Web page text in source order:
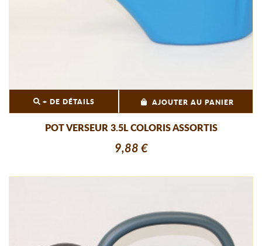
+ DE DÉTAILS AJOUTER AU PANIER
POT VERSEUR 3.5L COLORIS ASSORTIS
9,88 €